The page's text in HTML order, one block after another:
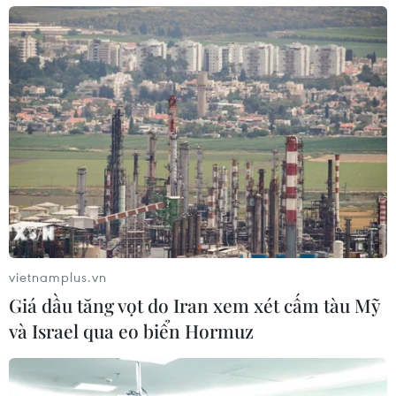
06/08/2026 14:03
BIDV chốt ngày chia 498 triệu cổ
phiếu, tăng vốn điều lệ lên 77.783 tỷ
đồng
06/08/2026 13:42
Hướng tới mục tiêu quy mô dự trữ
đạt 1% GDP vào năm 2030
NAPAS, BIDV và Weixin Pay mở rộng
thanh toán QR Việt Nam-Trung
Quốc
vietnamplus.vn
Giá dầu tăng vọt do Iran xem xét cấm tàu Mỹ
và Israel qua eo biển Hormuz